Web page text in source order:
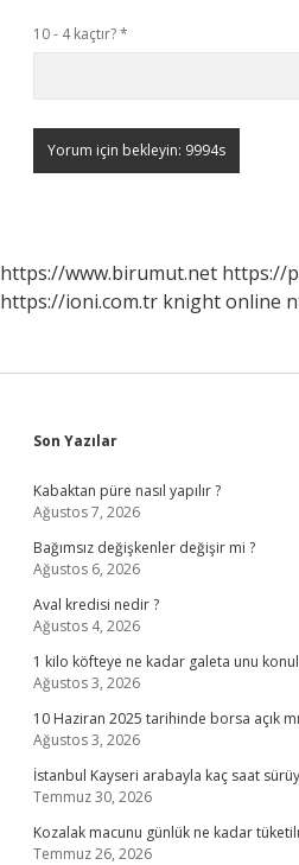
10 - 4 kaçtır?*
https://www.birumut.net https://
https://ioni.com.tr knight online
Sidebar
Son Yazılar
Kabaktan püre nasıl yapılır ?
Ağustos 7, 2026
Bağımsız değişkenler değişir mi ?
Ağustos 6, 2026
Aval kredisi nedir ?
Ağustos 4, 2026
1 kilo köfteye ne kadar galeta unu
Ağustos 3, 2026
10 Haziran 2025 tarihinde borsa açık
Ağustos 3, 2026
İstanbul Kayseri arabayla kaç saat
Temmuz 30, 2026
Kozalak macunu günlük ne kadar
Temmuz 26, 2026